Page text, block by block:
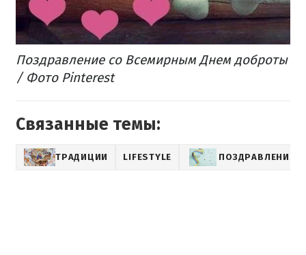
Поздравление со Всемирным Днем доброты
/ Фото Pinterest
Связанные темы:
ТРАДИЦИИ LIFESTYLE ПОЗДРАВЛЕНИЯ